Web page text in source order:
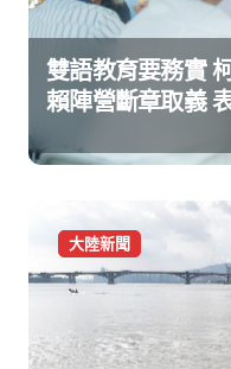
雙語教育要務實
賴陣營斷章取義
大陸新聞